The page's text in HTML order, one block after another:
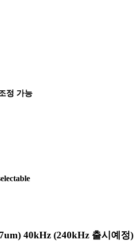
정 가능
40kHz (240kHz 출시예정)